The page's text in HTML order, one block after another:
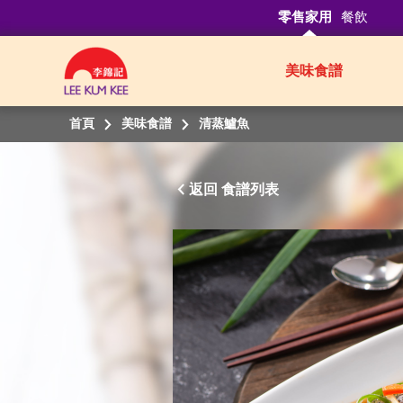
零售家用 餐飲
美味食譜
首頁 美味食譜 清蒸鱸魚
返回